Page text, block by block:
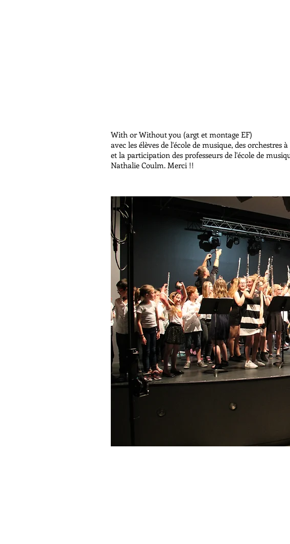
With or Without you (argt et montage EF)
avec les élèves de l'école de musique, des orchestres
et la participation des professeurs de l'école de
Nathalie Coulm. Merci !!